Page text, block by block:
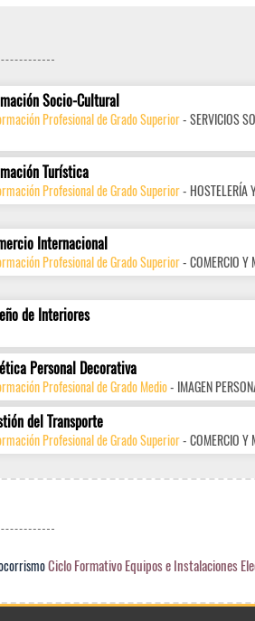
Socio-Cultural
Profesional de Grado Superior- SERVICIOS
Turística
Profesional de Grado Superior- HOSTELERÍA
Internacional
Profesional de Grado Superior- COMERCIO Y
de Interiores
Personal Decorativa
Profesional de Grado Medio- IMAGEN
del Transporte
Profesional de Grado Superior- COMERCIO Y
Ciclo Formativo Equipos e Instalaciones